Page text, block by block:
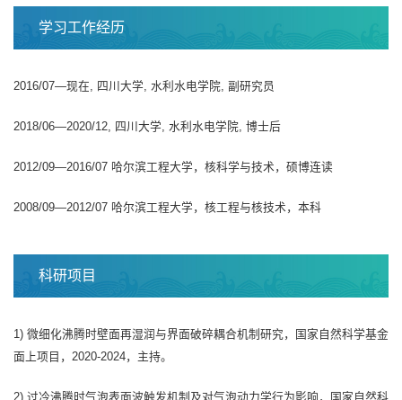
​学习工作经历
2016/07—现在, 四川大学, 水利水电学院, 副研究员
2018/06—2020/12, 四川大学, 水利水电学院, 博士后
2012/09—2016/07 哈尔滨工程大学，核科学与技术，硕博连读
2008/09—2012/07 哈尔滨工程大学，核工程与核技术，本科
科研项目
1) 微细化沸腾时壁面再湿润与界面破碎耦合机制研究，国家自然科学基金
面上项目，2020-2024，主持。
2) 过冷沸腾时气泡表面波触发机制及对气泡动力学行为影响，国家自然科